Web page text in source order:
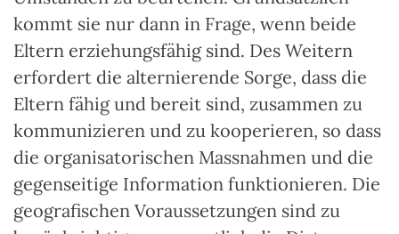
kommt sie nur dann in Frage, wenn beide
Eltern erziehungsfähig sind. Des Weitern
erfordert die alternierende Sorge, dass die
Eltern fähig und bereit sind, zusammen zu
kommunizieren und zu kooperieren, so dass
die organisatorischen Massnahmen und die
gegenseitige Information funktionieren. Die
geografischen Voraussetzungen sind zu